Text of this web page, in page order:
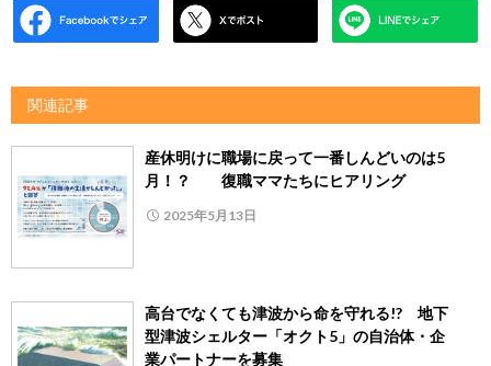
関連記事
産休明けに職場に戻って一番しんどいのは5
月！？ 復職ママたちにヒアリング
2025年5月13日
高台でなくても津波から命を守れる!? 地下
型津波シェルター「オクト5」の自治体・企
業パートナーを募集